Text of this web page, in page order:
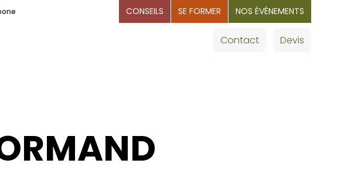
CONSEILS SE FORMER NOS ÉVÉNEMENTS
Contact Devis